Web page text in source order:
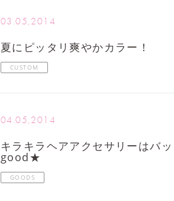
03.05,2014
夏にピッタリ爽やかカラー！
CUSTOM
04.05,2014
キラキラヘアアクセサリーはバ
good★
GOODS